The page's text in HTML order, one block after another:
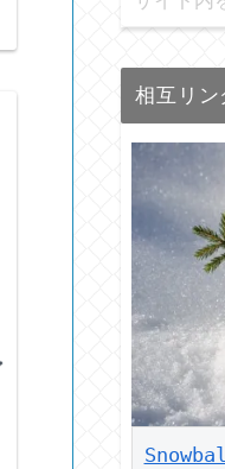
相互リン